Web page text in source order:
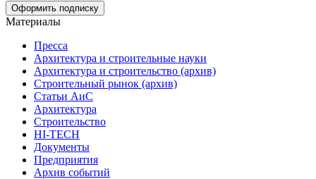
Материалы
Пресса
Архитектура и строительные науки
Архитектура и строительство (архив)
Строительный рынок (архив)
Статьи АиС
Архитектура
Строительство
HI-TECH
Документы
Предприятия
Архив событий